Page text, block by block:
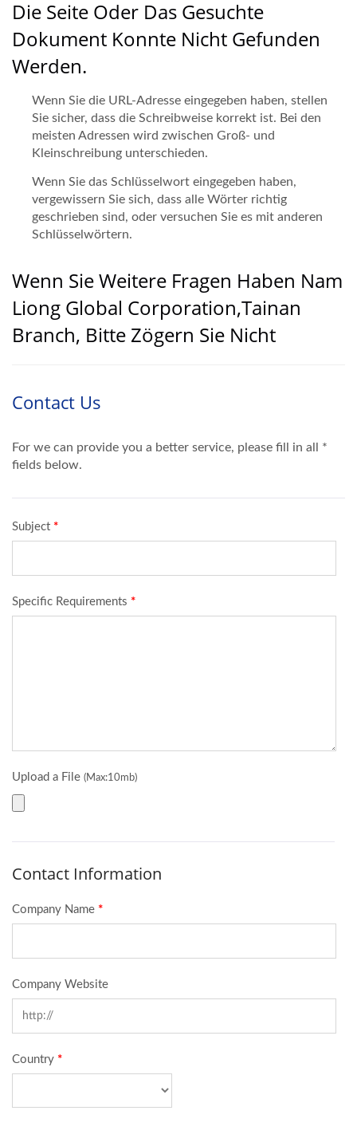
Die Seite Oder Das Gesuchte
Dokument Konnte Nicht Gefunden
Werden.
Wenn Sie die URL-Adresse eingegeben haben, stellen
Sie sicher, dass die Schreibweise korrekt ist. Bei den
meisten Adressen wird zwischen Groß- und
Kleinschreibung unterschieden.
Wenn Sie das Schlüsselwort eingegeben haben,
vergewissern Sie sich, dass alle Wörter richtig
geschrieben sind, oder versuchen Sie es mit anderen
Schlüsselwörtern.
Wenn Sie Weitere Fragen Haben Nam
Liong Global Corporation,Tainan
Branch, Bitte Zögern Sie Nicht